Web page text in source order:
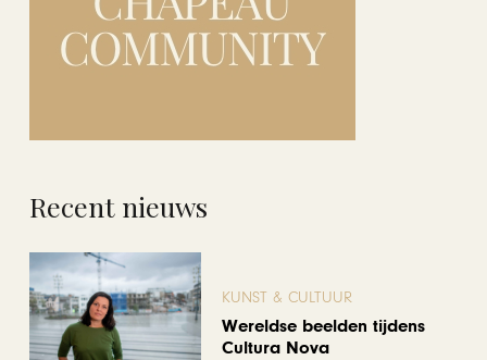
Recent nieuws
KUNST & CULTUUR
Wereldse beelden tijdens
Cultura Nova